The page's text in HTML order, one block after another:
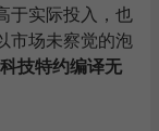
于实际投入，也
市场未察觉的泡
科技特约编译无